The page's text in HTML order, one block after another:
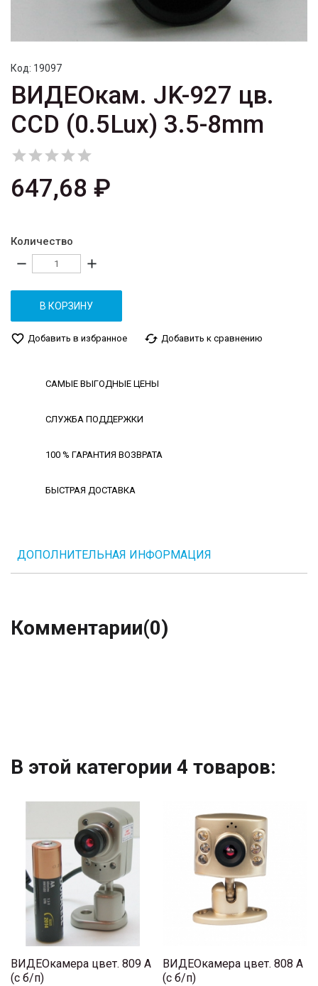
Код: 19097
ВИДЕОкам. JK-927 цв.
CCD (0.5Lux) 3.5-8mm

647,68 ₽
Количество
remove add
В КОРЗИНУ
favorite_border Добавить в избранное cached Добавить к сравнению
САМЫЕ ВЫГОДНЫЕ ЦЕНЫ
СЛУЖБА ПОДДЕРЖКИ
100 % ГАРАНТИЯ ВОЗВРАТА
БЫСТРАЯ ДОСТАВКА
ДОПОЛНИТЕЛЬНАЯ ИНФОРМАЦИЯ
Комментарии(0)
В этой категории 4 товаров:
ВИДЕОкамера цвет. 809 A
(с б/п)
ВИДЕОкамера цвет. 808 A
(с б/п)